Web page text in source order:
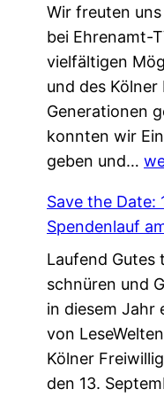
k
a
l
e
A
g
e
d
a
“
f
ü
r
K
ö
Wir freuten
bei Ehrenamt-
vielfältigen
und des
Generationen
konnten wir
geben und… Z
G
a
s
t
b
e
i
E
Save the Date:
Spendenlauf
Laufend Gutes
schnüren und
in diesem Jahr
von
Kölner
den 13.